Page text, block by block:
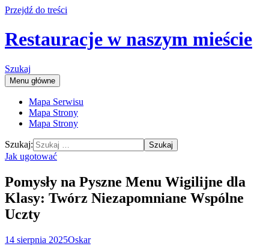
Przejdź do treści
Restauracje w naszym mieście
Szukaj
Menu główne
Mapa Serwisu
Mapa Strony
Mapa Strony
Szukaj:
Jak ugotować
Pomysły na Pyszne Menu Wigilijne dla
Klasy: Twórz Niezapomniane Wspólne
Uczty
14 sierpnia 2025Oskar